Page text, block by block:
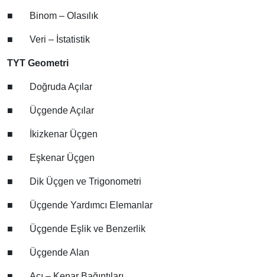
■ Binom – Olasılık
■ Veri – İstatistik
TYT Geometri
■ Doğruda Açılar
■ Üçgende Açılar
■ İkizkenar Üçgen
■ Eşkenar Üçgen
■ Dik Üçgen ve Trigonometri
■ Üçgende Yardımcı Elemanlar
■ Üçgende Eşlik ve Benzerlik
■ Üçgende Alan